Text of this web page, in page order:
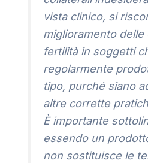
vista clinico, si
miglioramento delle
fertilità in soggetti
regolarmente
tipo, purché siano
altre corrette
È importante
essendo un
non sostituisce le